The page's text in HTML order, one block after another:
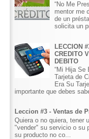
“No Me
mentor me
de un
solicita un
LECCION
CREDITO
DEBITO
“Mi Hija Se
Tarjeta de
Era Su
importante que debes
Leccion #3 - Ventas de
Quiera o no quiera, tener
"vender" su servicio o su
su producto no co...